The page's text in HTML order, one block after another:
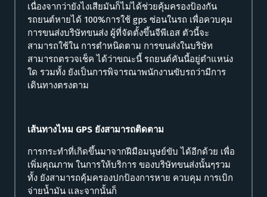
เนื่องจากว่ายังไงเสียมันก็ไม่ได้ช่วยคุ้มครองป้องกัน
รถยนต์หายได้ 100%การใช้ gps ซ่อนในรถ เพื่อควบคุม
การขนส่งบริษัทขนส่ง ผู้ที่จัดตั้งขึ้นจีพีเอส ตัวนี้จะ
สามารถใช้ใน การตำหนิดตาม การขนส่งในบริษัท
สามารถตรวจเช็ค ได้ว่าขณะนี้ รถยนต์คันนี้อยู่ตำแหน่ง
ใด รวมทั้ง ยังเป็นการพิจารณาพนักงานขับรถว่ามีการ
เดินทางตรงตาม
เส้นทางไหม GPS ยังสามารถติดตาม
การกระทำที่เกิดขึ้นมาจากฝีมือมนุษย์ขับ ได้อีกด้วย เพื่อ
เพิ่มคุณภาพ ในการให้บริการ ของบริษัทขนส่งนั้นๆรวม
ทั้ง ยังสามารถคุ้มครองปกป้องการหาย ควบคุม การเบิก
จ่ายน้ำมัน และจากนั้นก็